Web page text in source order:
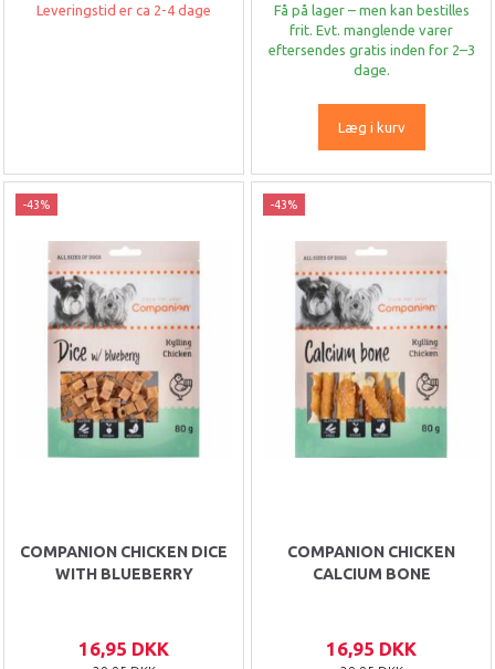
Leveringstid er ca 2-4 dage
Få på lager – men kan bestilles
frit. Evt. manglende varer
eftersendes gratis inden for 2–3
dage.
Læg i kurv
-43%
COMPANION CHICKEN DICE
WITH BLUEBERRY
16,95 DKK
-43%
COMPANION CHICKEN
CALCIUM BONE
16,95 DKK